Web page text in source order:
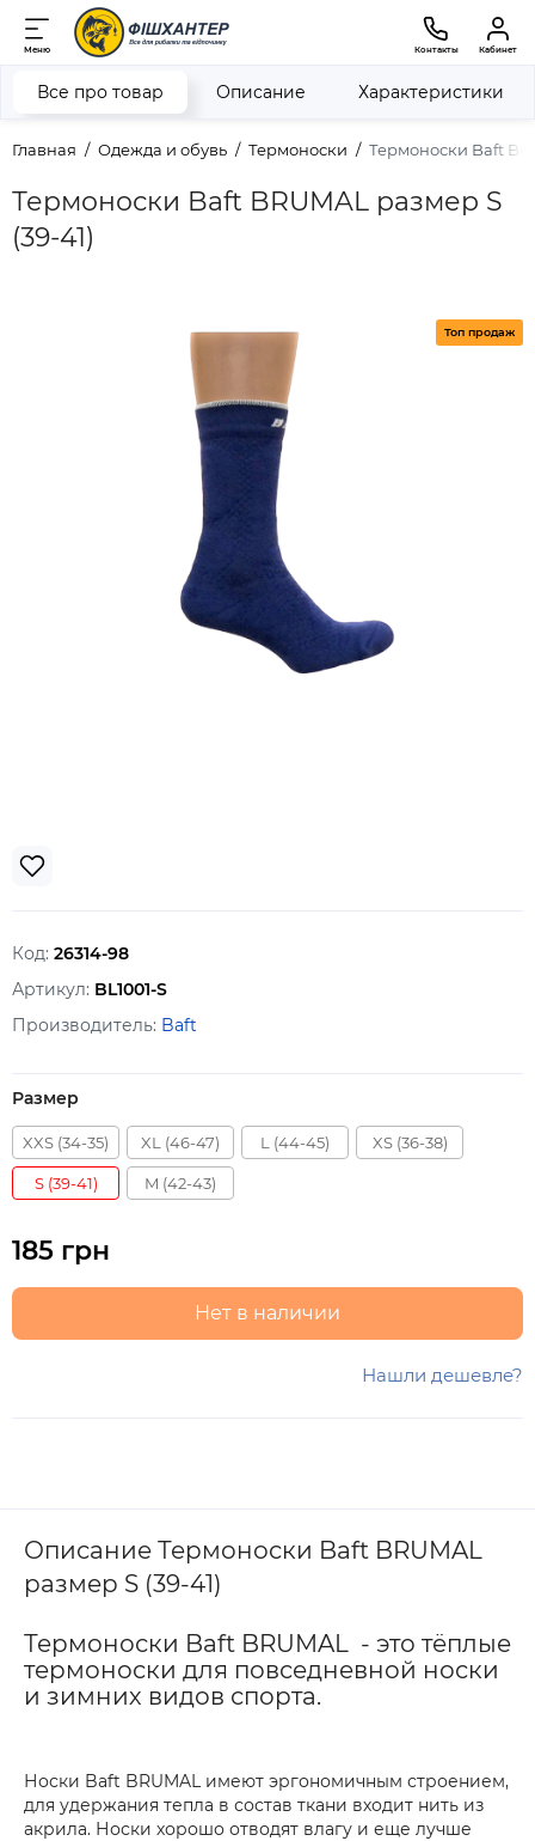
Меню Контакты Кабинет
Главная Одежда и обувь Термоноски Термоноски Baft
Термоноски Baft BRUMAL размер S
(39-41)
Все про товар Описание Характеристики
Топ продаж
Код: 26314-98
Артикул: BL1001-S
Производитель: Baft
Размер
XXS (34-35) XL (46-47) L (44-45) XS (36-38)
S (39-41) M (42-43)
185 грн
Нет в наличии
Нашли дешевле?
Описание Термоноски Baft BRUMAL
размер S (39-41)
Термоноски Baft BRUMAL - это тёплые
термоноски для повседневной носки
и зимних видов спорта.
Носки Baft BRUMAL имеют эргономичным строением,
для удержания тепла в состав ткани входит нить из
акрила. Носки хорошо отводят влагу и еще лучше